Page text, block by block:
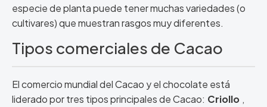
especie de planta puede tener muchas variedades (o
cultivares) que muestran rasgos muy diferentes.
Tipos comerciales de Cacao
El comercio mundial del Cacao y el chocolate está
liderado por tres tipos principales de Cacao: Criollo ,